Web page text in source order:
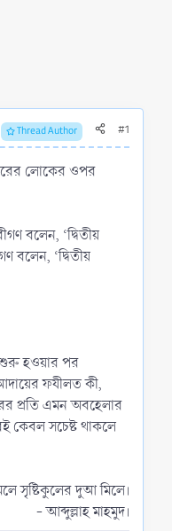
Thread Author #1
শুরু হওয়ার পর
ফযীলত কী,
প্রতি এমন অবহেলার
কেবল সচেষ্ট থাকলে
সৃষ্টিকুলের দুআ মিলে।
- আব্দুল্লাহ মাহমুদ।​